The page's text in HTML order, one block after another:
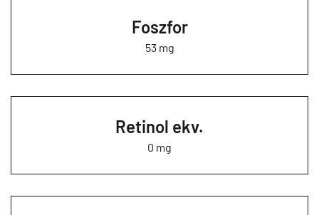
Foszfor
53 mg
Retinol ekv.
0 mg